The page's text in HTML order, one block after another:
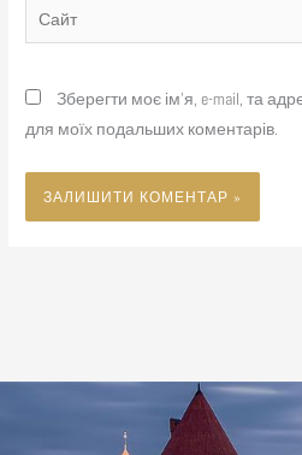
Сайт
Зберегти моє ім'я, e-mail, та
для моїх подальших коментарів.